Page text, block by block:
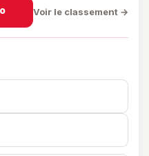
Voir le classement →